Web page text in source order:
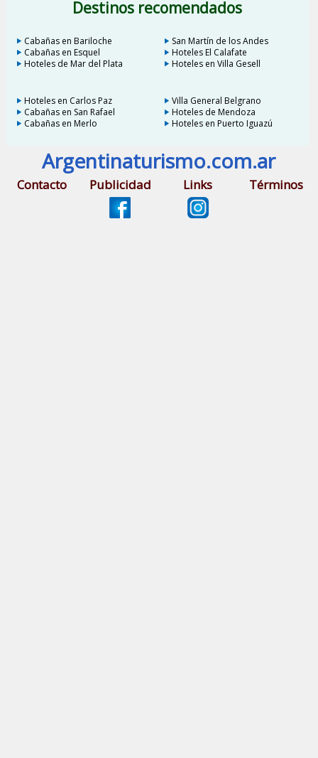
Destinos recomendados
Cabañas en Bariloche
San Martín de los Andes
Cabañas en Esquel
Hoteles El Calafate
Hoteles de Mar del Plata
Hoteles en Villa Gesell
Hoteles en Carlos Paz
Villa General Belgrano
Cabañas en San Rafael
Hoteles de Mendoza
Cabañas en Merlo
Hoteles en Puerto Iguazú
Argentinaturismo.com.ar
Contacto Publicidad Links Términos